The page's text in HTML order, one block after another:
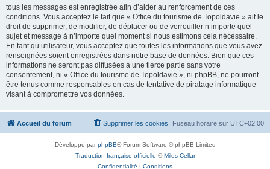
tous les messages est enregistrée afin d’aider au renforcement de ces
conditions. Vous acceptez le fait que « Office du tourisme de Topoldavie » ait le
droit de supprimer, de modifier, de déplacer ou de verrouiller n’importe quel
sujet et message à n’importe quel moment si nous estimons cela nécessaire.
En tant qu’utilisateur, vous acceptez que toutes les informations que vous avez
renseignées soient enregistrées dans notre base de données. Bien que ces
informations ne seront pas diffusées à une tierce partie sans votre
consentement, ni « Office du tourisme de Topoldavie », ni phpBB, ne pourront
être tenus comme responsables en cas de tentative de piratage informatique
visant à compromettre vos données.
Accueil du forum Fuseau horaire sur UTC+02:00
Supprimer les cookies
Développé parphpBB® Forum Software © phpBB Limited
Traduction française officielle ©Miles Cellar
Confidentialité | Conditions